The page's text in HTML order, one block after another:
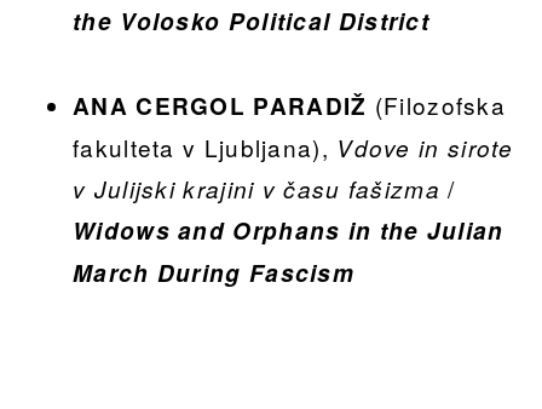
the Volosko Political District
ANA CERGOL PARADIŽ (Filozofska
fakulteta v Ljubljana), Vdove in sirote
v Julijski krajini v času fašizma /
Widows and Orphans in the Julian
March During Fascism